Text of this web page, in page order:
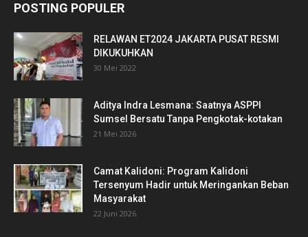
POSTING POPULER
RELAWAN ET2024 JAKARTA PUSAT RESMI
DIKUKUHKAN
30 Mei 2022
Aditya Indra Lesmana: Saatnya ASPPI
Sumsel Bersatu Tanpa Pengkotak-kotakan
21 Mei 2026
Camat Kalidoni: Program Kalidoni
Tersenyum Hadir untuk Meringankan Beban
Masyarakat
22 Juni 2026